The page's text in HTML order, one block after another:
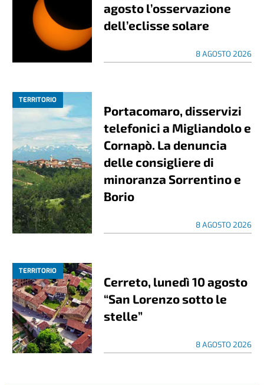
agosto l’osservazione
dell’eclisse solare
8 AGOSTO 2026
TERRITORIO
Portacomaro, disservizi
telefonici a Migliandolo e
Cornapò. La denuncia
delle consigliere di
minoranza Sorrentino e
Borio
8 AGOSTO 2026
TERRITORIO
Cerreto, lunedì 10 agosto
“San Lorenzo sotto le
stelle”
8 AGOSTO 2026